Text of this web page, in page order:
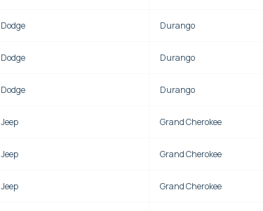
Dodge Durango
Dodge Durango
Dodge Durango
Jeep Grand Cherokee
Jeep Grand Cherokee
Jeep Grand Cherokee